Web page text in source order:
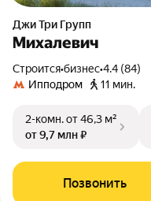
Джи Три Групп
Михалевич
Строится•бизнес•4.4 (84)
Ипподром
11 мин.
2-комн.от 46,3 м²
от 9,7 млн ₽
Позвонить